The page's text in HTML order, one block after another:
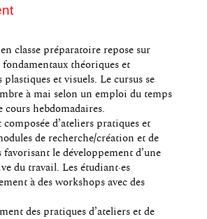
classe préparatoire repose sur
fondamentaux théoriques et
plastiques et visuels. Le cursus se
à mai selon un emploi du temps
cours hebdomadaires.
d’ateliers pratiques et
de recherche/création et de
favorisant le développement d’une
du travail. Les étudiant·es
à des workshops avec des
des pratiques d’ateliers et de